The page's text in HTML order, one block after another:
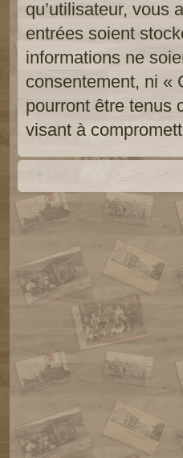
qu’utilisateur, vous
entrées soient
informations ne
consentement, ni «
pourront être tenus
visant à